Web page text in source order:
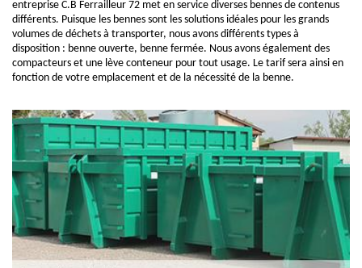
entreprise C.B Ferrailleur 72 met en service diverses bennes de contenus
différents. Puisque les bennes sont les solutions idéales pour les grands
volumes de déchets à transporter, nous avons différents types à
disposition : benne ouverte, benne fermée. Nous avons également des
compacteurs et une lève conteneur pour tout usage. Le tarif sera ainsi en
fonction de votre emplacement et de la nécessité de la benne.